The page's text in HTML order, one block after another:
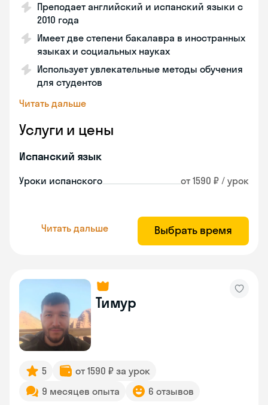
Преподает английский и испанский языки с
2010 года
Имеет две степени бакалавра в иностранных
языках и социальных науках
Использует увлекательные методы обучения
для студентов
Читать дальше
Услуги и цены
Испанский язык
Уроки испанского от 1590 ₽ / урок
Читать дальше Выбрать время
Тимур
5
от 1590 ₽ за урок
9 месяцев опыта
6 отзывов